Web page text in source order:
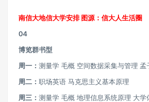
南信大地信大学安排 图源：信大人生活圈
04
博览群书型
周一： 测量学 毛概 空间数据采集与管理 孟
周二： 职场英语 马克思主义基本原理
周三： 测量学 毛概 地理信息系统原理 大学